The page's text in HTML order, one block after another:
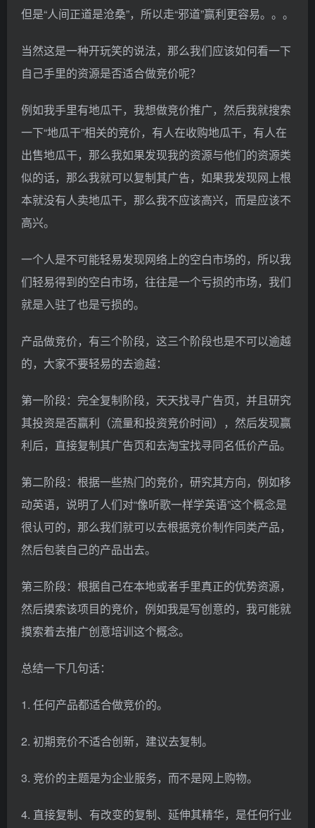
但是“人间正道是沧桑”，所以走“邪道”赢利更容易。。。
当然这是一种开玩笑的说法，那么我们应该如何看一下
自己手里的资源是否适合做竞价呢？
例如我手里有地瓜干，我想做竞价推广，然后我就搜索
一下“地瓜干”相关的竞价，有人在收购地瓜干，有人在
出售地瓜干，那么我如果发现我的资源与他们的资源类
似的话，那么我就可以复制其广告，如果我发现网上根
本就没有人卖地瓜干，那么我不应该高兴，而是应该不
高兴。
一个人是不可能轻易发现网络上的空白市场的，所以我
们轻易得到的空白市场，往往是一个亏损的市场，我们
就是入驻了也是亏损的。
产品做竞价，有三个阶段，这三个阶段也是不可以逾越
的，大家不要轻易的去逾越：
第一阶段：完全复制阶段，天天找寻广告页，并且研究
其投资是否赢利（流量和投资竞价时间），然后发现赢
利后，直接复制其广告页和去淘宝找寻同名低价产品。
第二阶段：根据一些热门的竞价，研究其方向，例如移
动英语，说明了人们对“像听歌一样学英语”这个概念是
很认可的，那么我们就可以去根据竞价制作同类产品，
然后包装自己的产品出去。
第三阶段：根据自己在本地或者手里真正的优势资源，
然后摸索该项目的竞价，例如我是写创意的，我可能就
摸索着去推广创意培训这个概念。
总结一下几句话：
1. 任何产品都适合做竞价的。
2. 初期竞价不适合创新，建议去复制。
3. 竞价的主题是为企业服务，而不是网上购物。
4. 直接复制、有改变的复制、延伸其精华，是任何行业